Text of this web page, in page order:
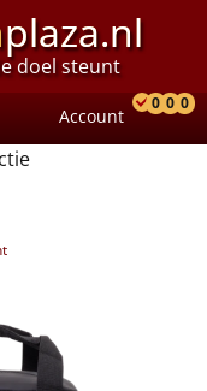
plaza.nl
doel steunt
Account
0 0 0